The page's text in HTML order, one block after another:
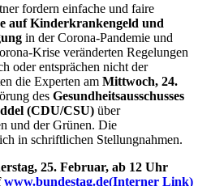
fordern einfache und faire
auf Kinderkrankengeld und
in der Corona-Pandemie und
Krise veränderten Regelungen
oder entsprächen nicht der
die Experten am Mittwoch, 24.
des Gesundheitsausschusses
(CDU/CSU) über
und der Grünen. Die
in schriftlichen Stellungnahmen.
25. Februar, ab 12 Uhr
www.bundestag.de(Interner Link)